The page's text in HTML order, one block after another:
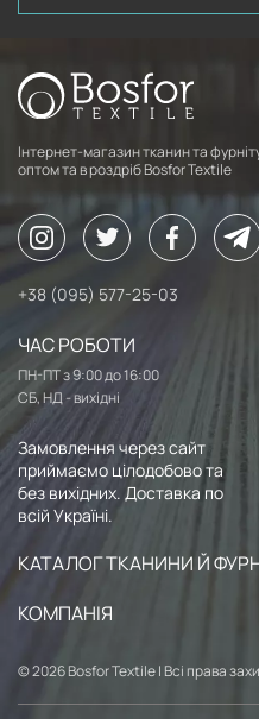
Інтернет-магазин тканин та
оптом та в роздріб Bosfor Textile
+38 (095) 577-25-03
ЧАС РОБОТИ
ПН-ПТ з 9:00 до 16:00
СБ, НД - вихідні
Замовлення через сайт
приймаємо цілодобово та
без вихідних. Доставка по
всій Україні.
КАТАЛОГ ТКАНИНИ Й
КОМПАНІЯ
© 2026 Bosfor Textile | Всі права